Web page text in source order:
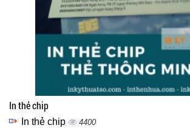
In thẻ chip
In thẻ chip 4400